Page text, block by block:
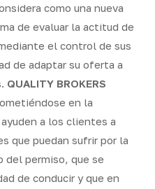
como una nueva
de evaluar la actitud de
el control de sus
de adaptar su oferta a
QUALITY BROKERS
en la
a los clientes a
que puedan sufrir por la
del permiso, que se
de conducir y que en